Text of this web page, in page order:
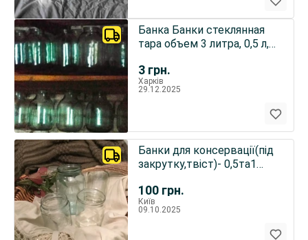
3 грн.
Банка Банки стеклянная
тара объем 3 литра, 0,5 л,
Харків
29.12.2025
100 грн.
Банки для консервації(під
закрутку,твіст)- 0,5та1
Київ
09.10.2025